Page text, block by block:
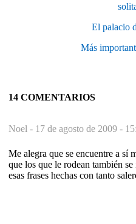
El palacio
Más
14 COMENTARIOS
Noel - 17 de agosto de 2009 -
Me alegra que se encuentre a sí
que los que le rodean también
esas frases hechas con tanto